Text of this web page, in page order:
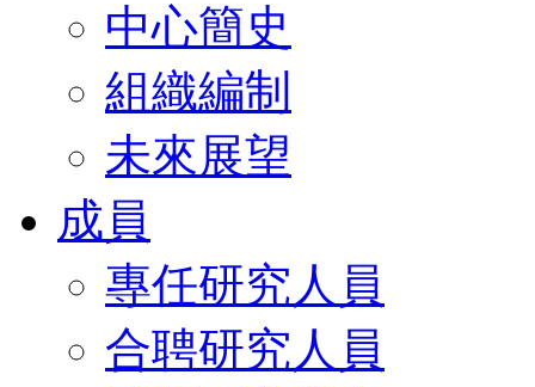
中心簡史
組織編制
未來展望
成員
專任研究人員
合聘研究人員